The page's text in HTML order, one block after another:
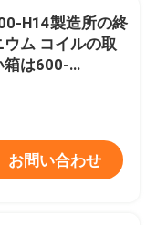
H14製造所の終
ム コイルの取
箱は600-
お問い合わせ